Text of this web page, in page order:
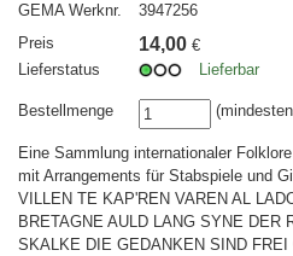
GEMA Werknr.
3947256
Preis
14,00 €
Lieferstatus
Lieferbar
Bestellmenge
Eine Sammlung internationaler
mit Arrangements für Stabspiele und
VILLEN TE KAP'REN VAREN AL
BRETAGNE AULD LANG SYNE DER
SKALKE DIE GEDANKEN SIND